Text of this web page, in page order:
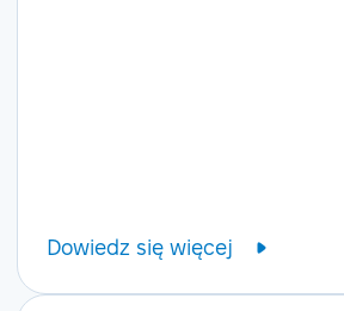
Dowiedz się więcej